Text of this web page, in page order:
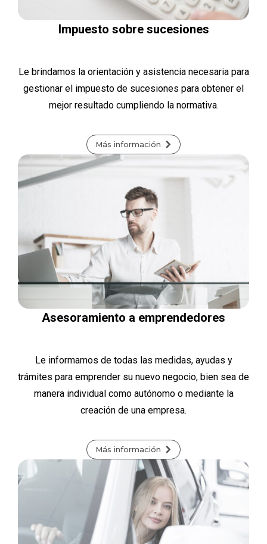
Impuesto sobre sucesiones
Le brindamos la orientación y asistencia necesaria para
gestionar el impuesto de sucesiones para obtener el
mejor resultado cumpliendo la normativa.
Más información
Asesoramiento a emprendedores
Le informamos de todas las medidas, ayudas y
trámites para emprender su nuevo negocio, bien sea de
manera individual como autónomo o mediante la
creación de una empresa.
Más información